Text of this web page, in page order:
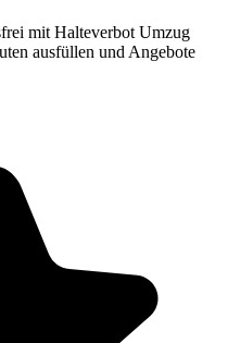
mit Halteverbot Umzug
ausfüllen und Angebote